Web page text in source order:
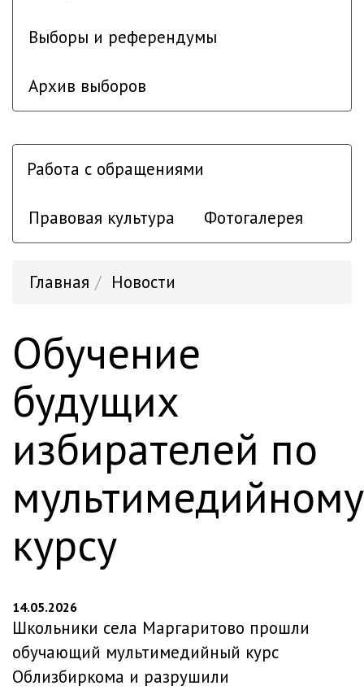
Выборы и референдумы
Архив выборов
Работа с обращениями
Правовая культура Фотогалерея
Главная Новости
Обучение
будущих
избирателей по
мультимедийному
курсу
14.05.2026
Школьники села Маргаритово прошли
обучающий мультимедийный курс
Облизбиркома и разрушили